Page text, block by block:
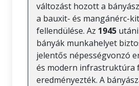
változást hozott a
a bauxit- és mangánérc-
fellendülése. Az 1945
bányák munkahelyet
jelentős népességvonzó
és modern infrastruktúra
eredményezték. A